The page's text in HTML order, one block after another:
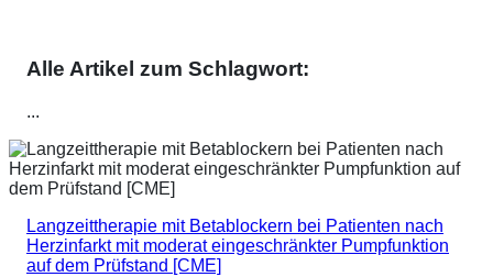
Alle Artikel zum Schlagwort:
...
Langzeittherapie mit Betablockern bei Patienten nach
Herzinfarkt mit moderat eingeschränkter Pumpfunktion
auf dem Prüfstand [CME]